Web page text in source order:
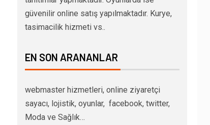
güvenilir online satış yapılmaktadır. Kurye,
tasimacilik hizmeti vs..
EN SON ARANANLAR
webmaster hizmetleri, online ziyaretçi
sayacı, lojistik, oyunlar, facebook, twitter,
Moda ve Sağlık…